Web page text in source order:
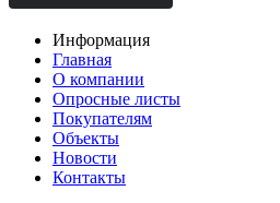
Информация
Главная
О компании
Опросные листы
Покупателям
Объекты
Новости
Контакты